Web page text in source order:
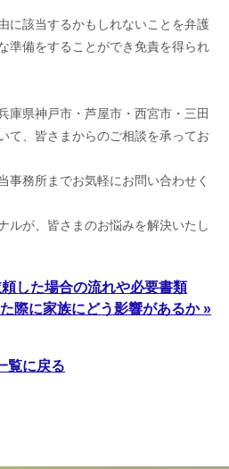
に該当するかもしれないことを弁護
準備をすることができ免責を得られ
庫県神戸市・芦屋市・西宮市・三田
て、皆さまからのご相談を承ってお
事務所までお気軽にお問い合わせく
ルが、皆さまのお悩みを解決いたし
した場合の流れや必要書類
際に家族にどう影響があるか »
覧に戻る